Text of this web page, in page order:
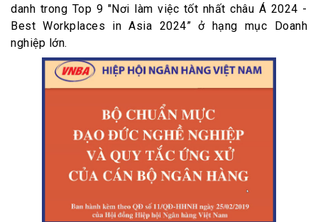
danh trong Top 9 "Nơi làm việc tốt nhất châu Á 2024 -
Best Workplaces in Asia 2024” ở hạng mục Doanh
nghiệp lớn.